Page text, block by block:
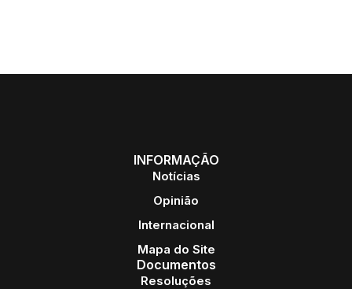
INFORMAÇÃO
Notícias
Opinião
Internacional
Mapa do Site
Documentos
Resoluções